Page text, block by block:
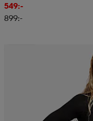
549:-
899:-